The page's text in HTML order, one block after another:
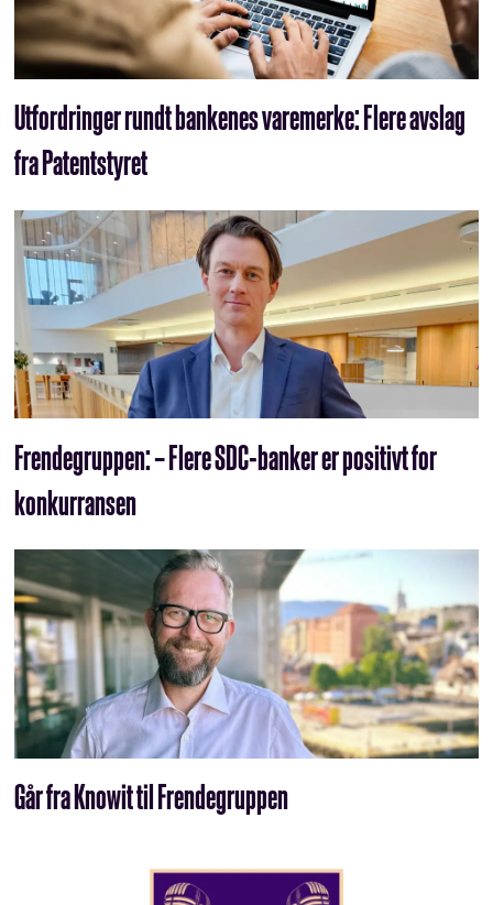
Utfordringer rundt bankenes varemerke: Flere avslag
fra Patentstyret
Frendegruppen: – Flere SDC-banker er positivt for
konkurransen
Går fra Knowit til Frendegruppen